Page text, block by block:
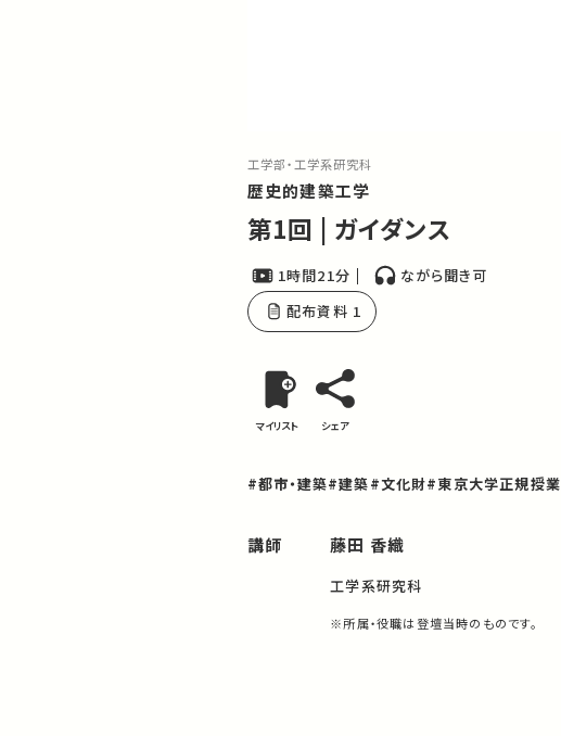
工学部・工学系研究科
歴史的建築工学
第1回 | ガイダンス
1時間21分
ながら聞き可
配布資料 1
マイリスト シェア
#都市・建築#建築#文化財#東京大学正規授業
講師 藤田 香織
工学系研究科
※所属・役職は登壇当時のものです。